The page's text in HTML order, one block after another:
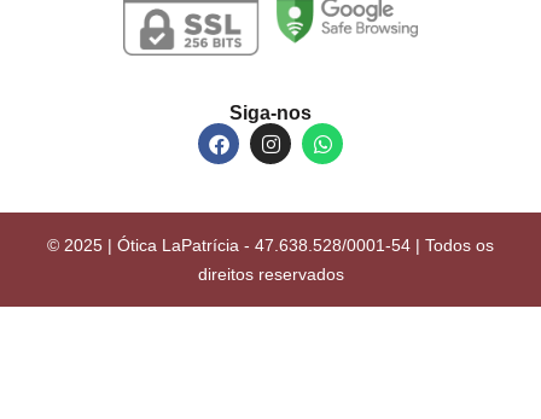
Siga-nos
© 2025 | Ótica LaPatrícia - 47.638.528/0001-54 | Todos os
direitos reservados